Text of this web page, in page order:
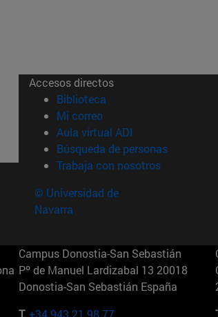
Accesos directos
Biblioteca (abre en nueva
Mi correo(abre en nueva ventana)
Aula virtual ADI (abre en nueva
Búsqueda de personas(abre en
Trabaja con nosotros(abre en
© Universidad de
Navarra
Campus Donostia-San Sebastián
Pº de Manuel Lardizabal 13 20018
Donostia-San Sebastián España
T. +34 943 21 98 77